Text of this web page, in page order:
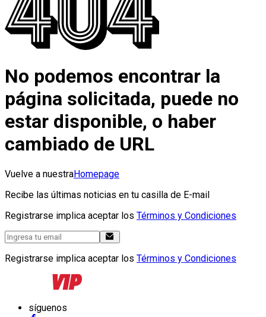
No podemos encontrar la
página solicitada, puede no
estar disponible, o haber
cambiado de URL
Vuelve a nuestraHomepage
Recibe las últimas noticias en tu casilla de E-mail
Registrarse implica aceptar los Términos y Condiciones
Registrarse implica aceptar los Términos y Condiciones
síguenos